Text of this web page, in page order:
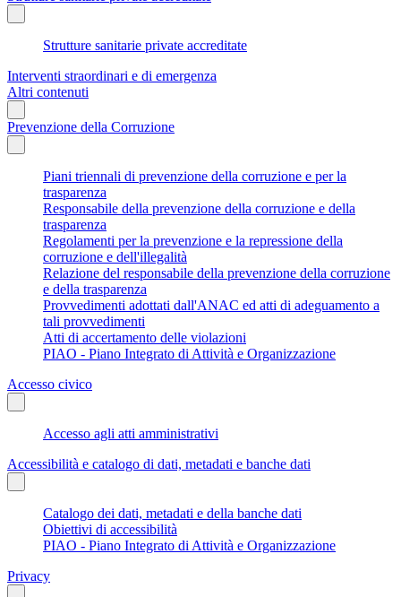
Strutture sanitarie private accreditate
Interventi straordinari e di emergenza
Altri contenuti
Prevenzione della Corruzione
Piani triennali di prevenzione della corruzione e per la
trasparenza
Responsabile della prevenzione della corruzione e della
trasparenza
Regolamenti per la prevenzione e la repressione della
corruzione e dell'illegalità
Relazione del responsabile della prevenzione della corruzione
e della trasparenza
Provvedimenti adottati dall'ANAC ed atti di adeguamento a
tali provvedimenti
Atti di accertamento delle violazioni
PIAO - Piano Integrato di Attività e Organizzazione
Accesso civico
Accesso agli atti amministrativi
Accessibilità e catalogo di dati, metadati e banche dati
Catalogo dei dati, metadati e della banche dati
Obiettivi di accessibilità
PIAO - Piano Integrato di Attività e Organizzazione
Privacy